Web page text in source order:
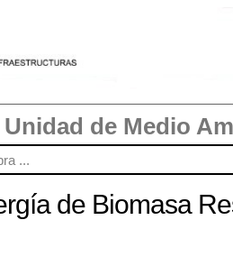
Unidad de Medio
de Biomasa